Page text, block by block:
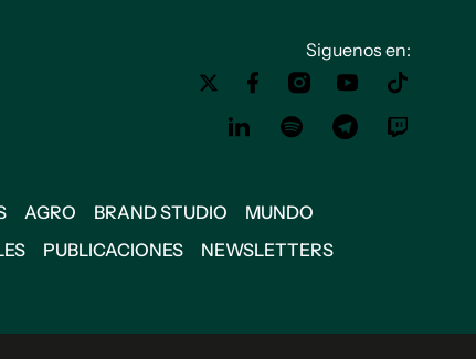
Siguenos en:
AGRO BRAND STUDIO
MUNDO
PUBLICACIONES
NEWSLETTERS